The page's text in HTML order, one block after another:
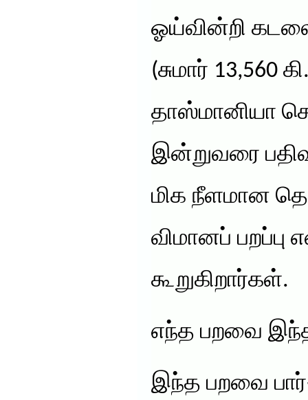
ஓய்வின்றி
(சுமார் 13,560
தாஸ்மானியா
இன்றுவரை
மிக நீளமான
விமானப்
கூறுகிறார்கள்.
எந்த பறவை
இந்த பறவை